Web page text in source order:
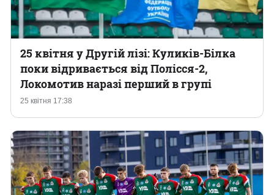
25 квітня 17:38
25 квітня у Другій лізі: Куликів-Білка
поки відривається від Полісся-2,
Локомотив наразі перший в групі